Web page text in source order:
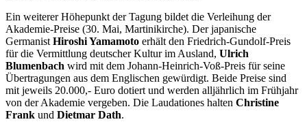
Ein weiterer Höhepunkt der Tagung bildet die Verleihung der
Akademie-Preise (30. Mai, Martinikirche). Der japanische
Germanist Hiroshi Yamamoto erhält den Friedrich-Gundolf-Preis
für die Vermittlung deutscher Kultur im Ausland, Ulrich
Blumenbach wird mit dem Johann-Heinrich-Voß-Preis für seine
Übertragungen aus dem Englischen gewürdigt. Beide Preise sind
mit jeweils 20.000,- Euro dotiert und werden alljährlich im Frühjahr
von der Akademie vergeben. Die Laudationes halten Christine
Frank und Dietmar Dath.